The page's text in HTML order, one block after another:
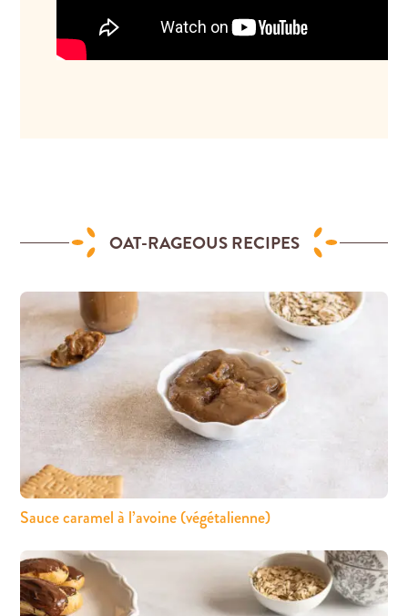
OAT-RAGEOUS RECIPES
Sauce caramel à l’avoine (végétalienne)